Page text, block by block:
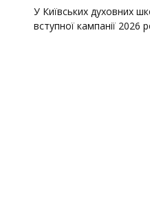
У Київських духовних
вступної кампанії 2026